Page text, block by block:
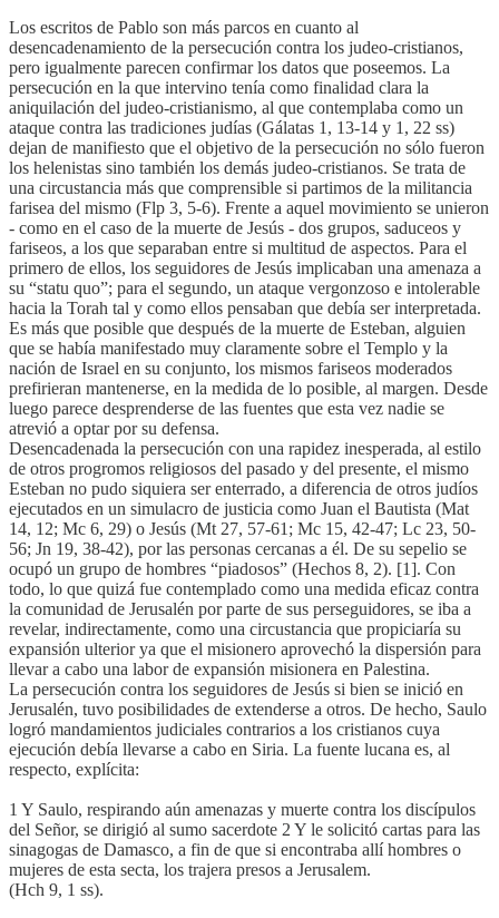
Los escritos de Pablo son más parcos en cuanto al
desencadenamiento de la persecución contra los judeo-cristianos,
pero igualmente parecen confirmar los datos que poseemos. La
persecución en la que intervino tenía como finalidad clara la
aniquilación del judeo-cristianismo, al que contemplaba como un
ataque contra las tradiciones judías (Gálatas 1, 13-14 y 1, 22 ss)
dejan de manifiesto que el objetivo de la persecución no sólo fueron
los helenistas sino también los demás judeo-cristianos. Se trata de
una circustancia más que comprensible si partimos de la militancia
farisea del mismo (Flp 3, 5-6). Frente a aquel movimiento se unieron
- como en el caso de la muerte de Jesús - dos grupos, saduceos y
fariseos, a los que separaban entre si multitud de aspectos. Para el
primero de ellos, los seguidores de Jesús implicaban una amenaza a
su “statu quo”; para el segundo, un ataque vergonzoso e intolerable
hacia la Torah tal y como ellos pensaban que debía ser interpretada.
Es más que posible que después de la muerte de Esteban, alguien
que se había manifestado muy claramente sobre el Templo y la
nación de Israel en su conjunto, los mismos fariseos moderados
prefirieran mantenerse, en la medida de lo posible, al margen. Desde
luego parece desprenderse de las fuentes que esta vez nadie se
atrevió a optar por su defensa.
Desencadenada la persecución con una rapidez inesperada, al estilo
de otros progromos religiosos del pasado y del presente, el mismo
Esteban no pudo siquiera ser enterrado, a diferencia de otros judíos
ejecutados en un simulacro de justicia como Juan el Bautista (Mat
14, 12; Mc 6, 29) o Jesús (Mt 27, 57-61; Mc 15, 42-47; Lc 23, 50-
56; Jn 19, 38-42), por las personas cercanas a él. De su sepelio se
ocupó un grupo de hombres “piadosos” (Hechos 8, 2). [1]. Con
todo, lo que quizá fue contemplado como una medida eficaz contra
la comunidad de Jerusalén por parte de sus perseguidores, se iba a
revelar, indirectamente, como una circustancia que propiciaría su
expansión ulterior ya que el misionero aprovechó la dispersión para
llevar a cabo una labor de expansión misionera en Palestina.
La persecución contra los seguidores de Jesús si bien se inició en
Jerusalén, tuvo posibilidades de extenderse a otros. De hecho, Saulo
logró mandamientos judiciales contrarios a los cristianos cuya
ejecución debía llevarse a cabo en Siria. La fuente lucana es, al
respecto, explícita:
1 Y Saulo, respirando aún amenazas y muerte contra los discípulos
del Señor, se dirigió al sumo sacerdote 2 Y le solicitó cartas para las
sinagogas de Damasco, a fin de que si encontraba allí hombres o
mujeres de esta secta, los trajera presos a Jerusalem.
(Hch 9, 1 ss).